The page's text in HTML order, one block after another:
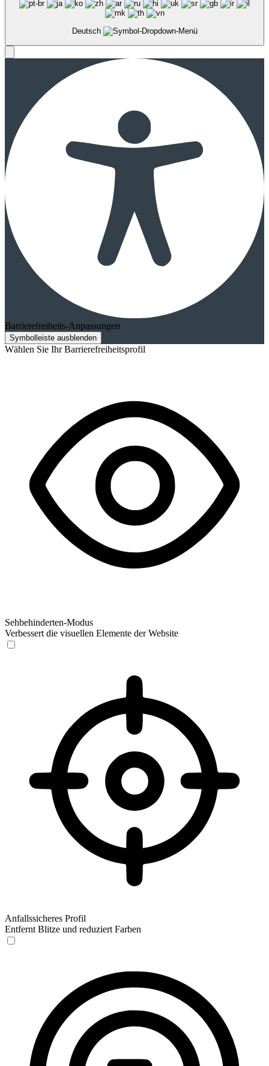
Deutsch
Barrierefreiheits-Anpassungen
Symbolleiste ausblenden
Wählen Sie Ihr Barrierefreiheitsprofil
Sehbehinderten-Modus
Verbessert die visuellen Elemente der Website
Anfallssicheres Profil
Entfernt Blitze und reduziert Farben